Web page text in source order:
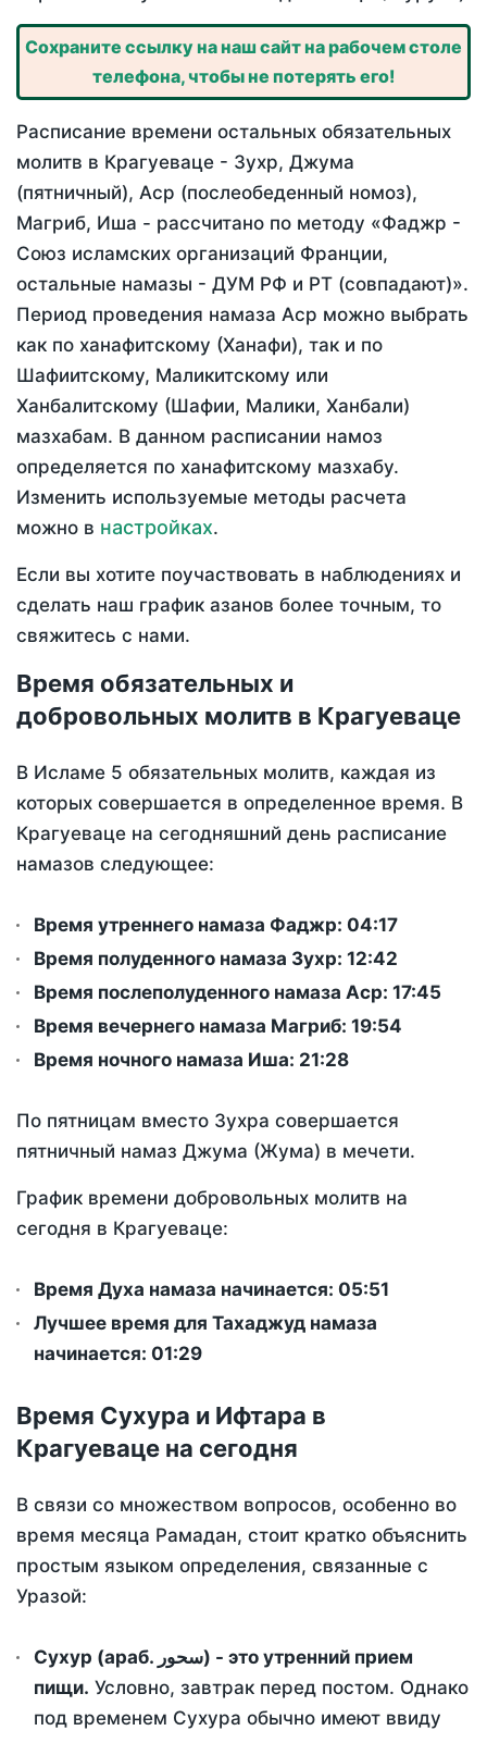
Сохраните ссылку на наш сайт на рабочем столе
телефона, чтобы не потерять его!
Расписание времени остальных обязательных
молитв в Крагуеваце - Зухр, Джума
(пятничный), Аср (послеобеденный номоз),
Магриб, Иша - рассчитано по методу «Фаджр -
Союз исламских организаций Франции,
остальные намазы - ДУМ РФ и РТ (совпадают)».
Период проведения намаза Аср можно выбрать
как по ханафитскому (Ханафи), так и по
Шафиитскому, Маликитскому или
Ханбалитскому (Шафии, Малики, Ханбали)
мазхабам. В данном расписании намоз
определяется по ханафитскому мазхабу.
Изменить используемые методы расчета
можно в настройках.
Если вы хотите поучаствовать в наблюдениях и
сделать наш график азанов более точным, то
свяжитесь с нами.
Время обязательных и
добровольных молитв в Крагуеваце
В Исламе 5 обязательных молитв, каждая из
которых совершается в определенное время. В
Крагуеваце на сегодняшний день расписание
намазов следующее:
Время утреннего намаза Фаджр: 04:17
Время полуденного намаза Зухр: 12:42
Время послеполуденного намаза Аср: 17:45
Время вечернего намаза Магриб: 19:54
Время ночного намаза Иша: 21:28
По пятницам вместо Зухра совершается
пятничный намаз Джума (Жума) в мечети.
График времени добровольных молитв на
сегодня в Крагуеваце:
Время Духа намаза начинается: 05:51
Лучшее время для Тахаджуд намаза
начинается: 01:29
Время Сухура и Ифтара в
Крагуеваце на сегодня
В связи со множеством вопросов, особенно во
время месяца Рамадан, стоит кратко объяснить
простым языком определения, связанные с
Уразой:
Сухур (араб. سحور) - это утренний прием
пищи. Условно, завтрак перед постом. Однако
под временем Сухура обычно имеют ввиду